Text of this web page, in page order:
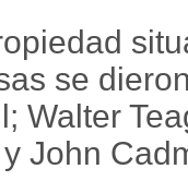
se
Walter
John